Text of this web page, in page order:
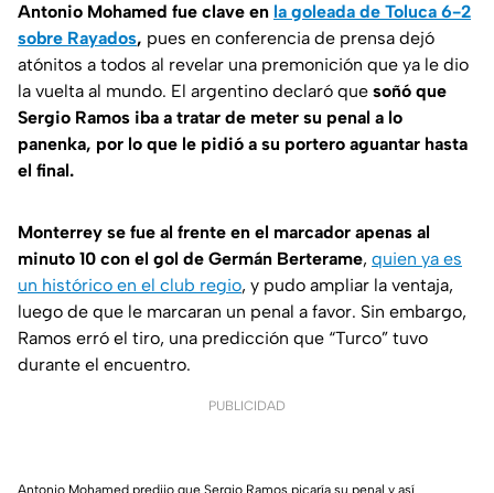
Antonio Mohamed fue clave en la goleada de Toluca 6-2
sobre Rayados, pues en conferencia de prensa dejó
atónitos a todos al revelar una premonición que ya le dio
la vuelta al mundo. El argentino declaró que soñó que
Sergio Ramos iba a tratar de meter su penal a lo
panenka, por lo que le pidió a su portero aguantar hasta
el final.
Monterrey se fue al frente en el marcador apenas al
minuto 10 con el gol de Germán Berterame, quien ya es
un histórico en el club regio, y pudo ampliar la ventaja,
luego de que le marcaran un penal a favor. Sin embargo,
Ramos erró el tiro, una predicción que “Turco” tuvo
durante el encuentro.
PUBLICIDAD
Antonio Mohamed predijo que Sergio Ramos picaría su penal y así